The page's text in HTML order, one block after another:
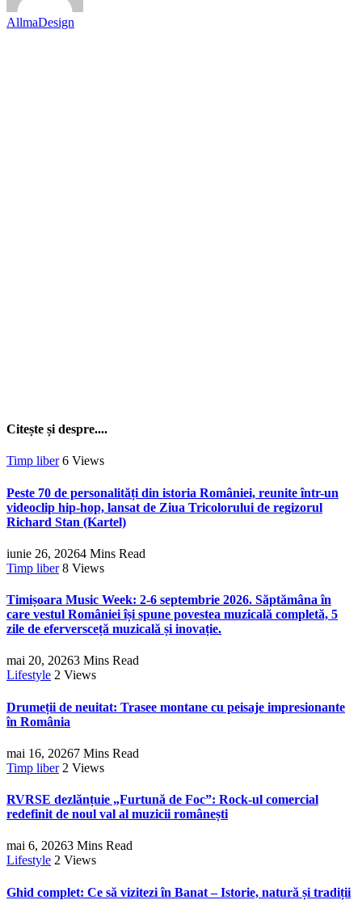
AllmaDesign
Citește și despre....
Timp liber 6 Views
Peste 70 de personalități din istoria României, reunite într-un
videoclip hip-hop, lansat de Ziua Tricolorului de regizorul
Richard Stan (Kartel)
iunie 26, 20264 Mins Read
Timp liber 8 Views
Timișoara Music Week: 2-6 septembrie 2026. Săptămâna în
care vestul României își spune povestea muzicală completă, 5
zile de eferversceță muzicală și inovație.
mai 20, 20263 Mins Read
Lifestyle 2 Views
Drumeții de neuitat: Trasee montane cu peisaje impresionante
în România
mai 16, 20267 Mins Read
Timp liber 2 Views
RVRSE dezlănțuie „Furtună de Foc”: Rock-ul comercial
redefinit de noul val al muzicii românești
mai 6, 20263 Mins Read
Lifestyle 2 Views
Ghid complet: Ce să vizitezi în Banat – Istorie, natură și tradiții